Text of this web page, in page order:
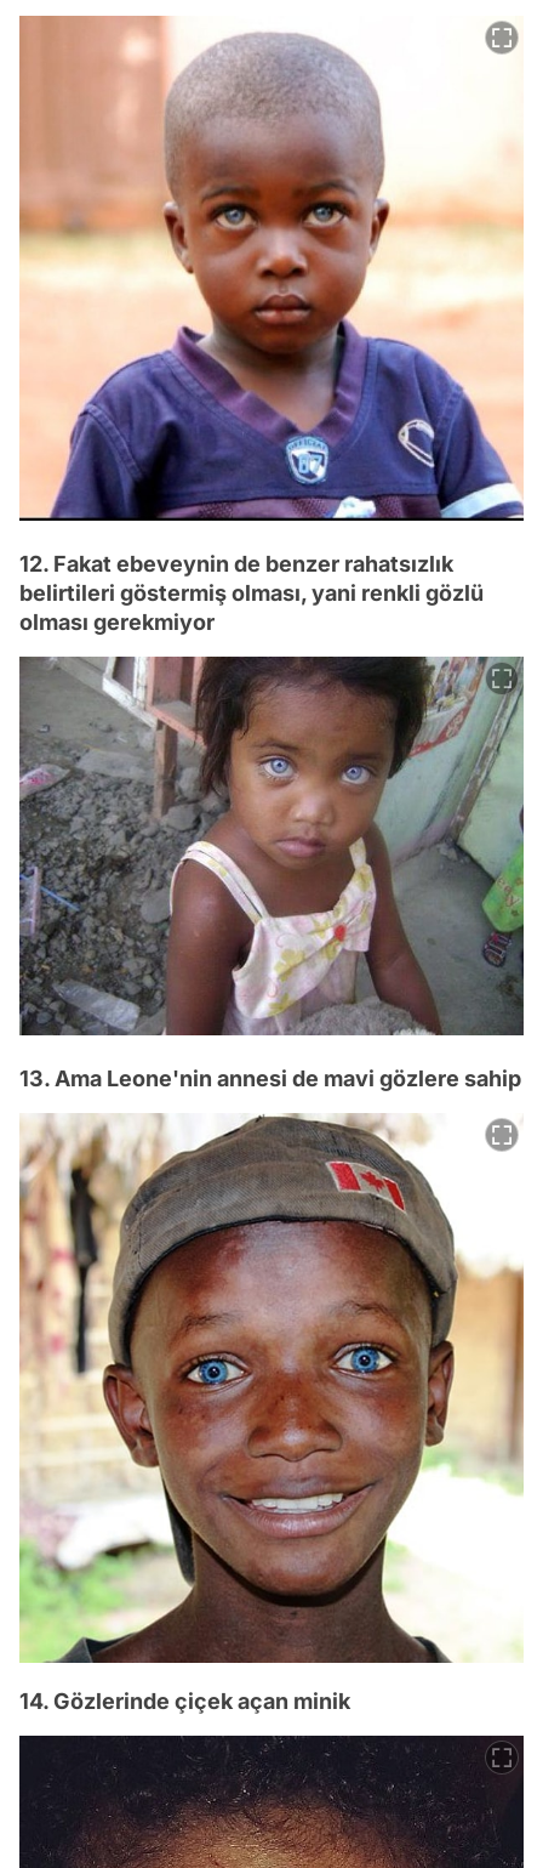
12. Fakat ebeveynin de benzer rahatsızlık
belirtileri göstermiş olması, yani renkli gözlü
olması gerekmiyor
13. Ama Leone'nin annesi de mavi gözlere sahip
14. Gözlerinde çiçek açan minik